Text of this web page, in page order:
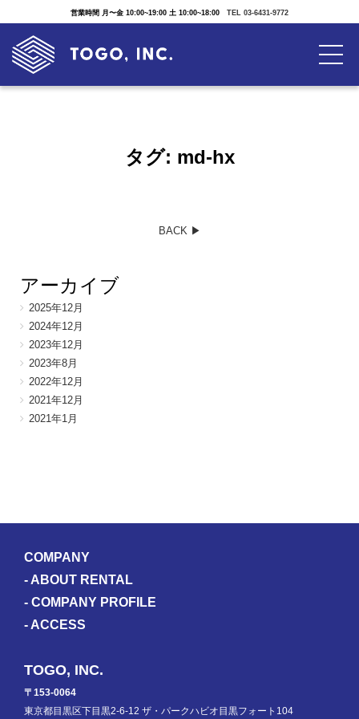
営業時間 月〜金 10:00~19:00 土 10:00~18:00 TEL 03-6431-9772
タグ: md-hx
BACK ▶︎
アーカイブ
2025年12月
2024年12月
2023年12月
2023年8月
2022年12月
2021年12月
2021年1月
COMPANY
- ABOUT RENTAL
- COMPANY PROFILE
- ACCESS
TOGO, INC.
〒153-0064
東京都目黒区下目黒2-6-12 ザ・パークハビオ目黒フォート104